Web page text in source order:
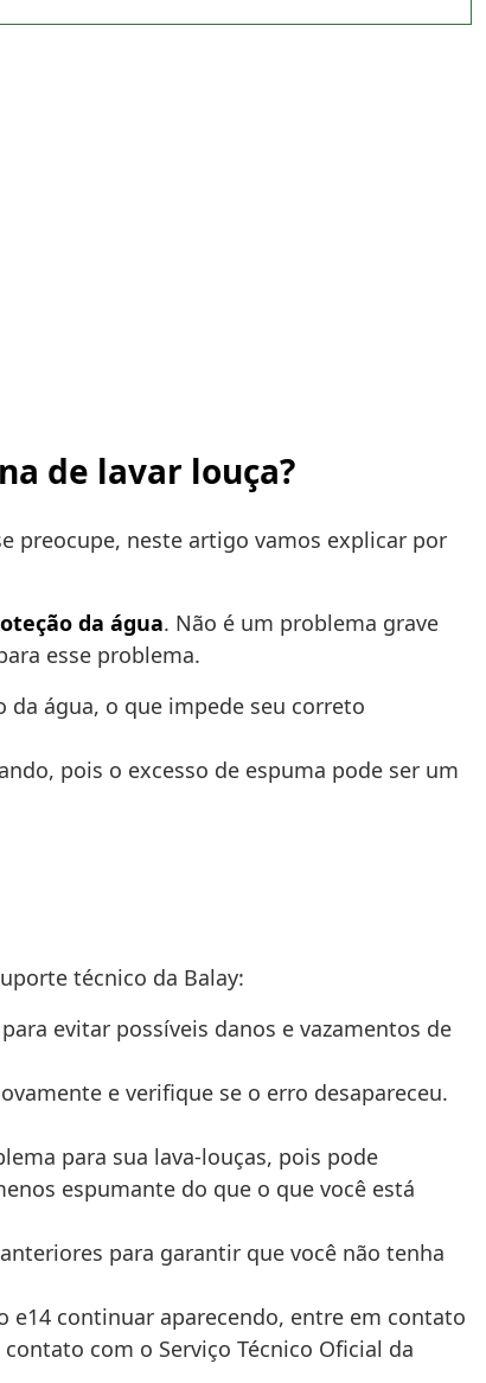
de lavar louça?
preocupe, neste artigo vamos explicar por
da água. Não é um problema grave
esse problema.
água, o que impede seu correto
pois o excesso de espuma pode ser um
técnico da Balay:
evitar possíveis danos e vazamentos de
e verifique se o erro desapareceu.
para sua lava-louças, pois pode
espumante do que o que você está
para garantir que você não tenha
e14 continuar aparecendo, entre em contato
com o Serviço Técnico Oficial da